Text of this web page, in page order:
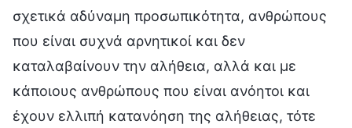
σχετικά αδύναμη προσωπικότητα, ανθρώπους
που είναι συχνά αρνητικοί και δεν
καταλαβαίνουν την αλήθεια, αλλά και με
κάποιους ανθρώπους που είναι ανόητοι και
έχουν ελλιπή κατανόηση της αλήθειας, τότε